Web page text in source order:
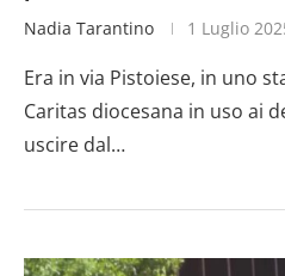
Nadia Tarantino 1 Luglio
Era in via Pistoiese, in uno
Caritas diocesana in uso ai
uscire dal…